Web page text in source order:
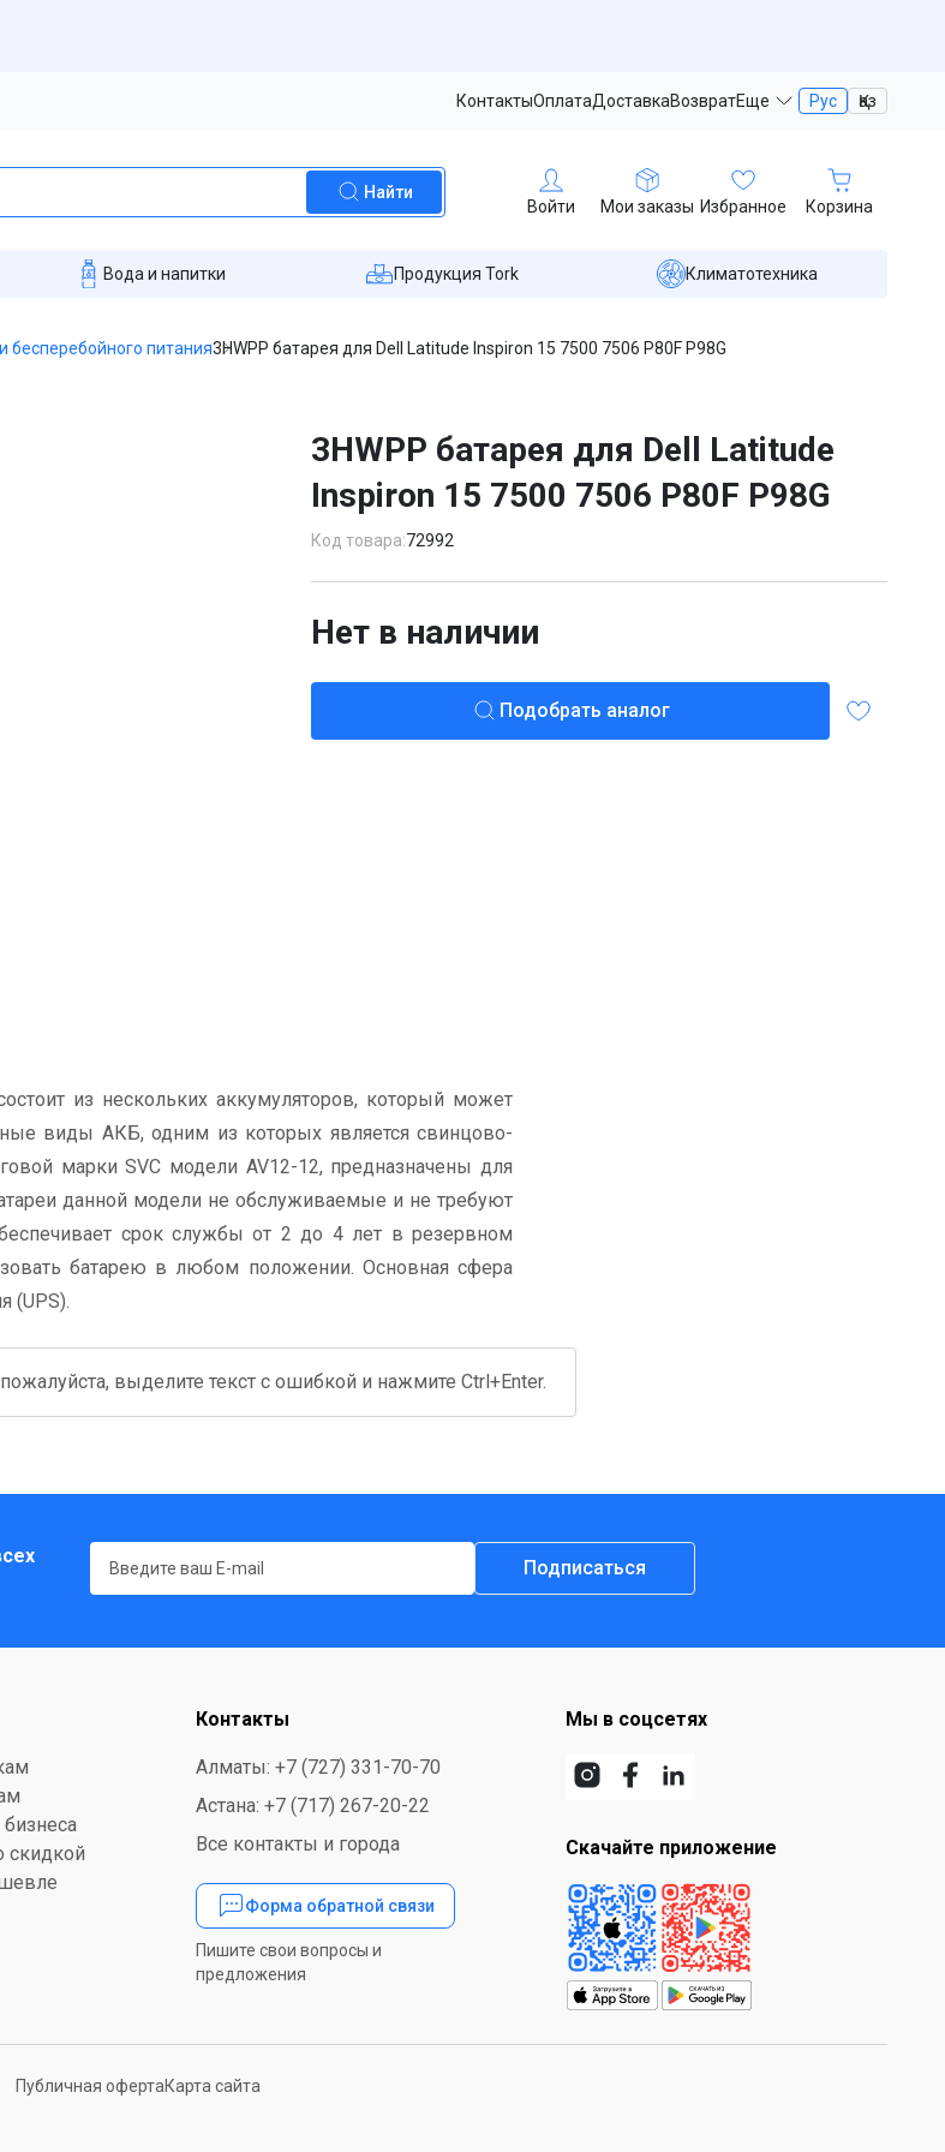
КонтактыОплатаДоставкаВозвратЕще Рус Қаз
Найти
Войти Мои заказы Избранное Корзина
Вода и напитки Продукция Tork Климатотехника
бесперебойного питания3HWPP батарея для Dell Latitude Inspiron 15 7500 7506 P80F P98G
3HWPP батарея для Dell Latitude
Inspiron 15 7500 7506 P80F P98G
Код товара:72992
Нет в наличии
Подобрать аналог
из нескольких аккумуляторов, который может
виды АКБ, одним из которых является свинцово-
марки SVC модели AV12-12, предназначены для
данной модели не обслуживаемые и не требуют
срок службы от 2 до 4 лет в резервном
батарею в любом положении. Основная сфера
(UPS).
выделите текст с ошибкой и нажмите Ctrl+Enter.
Подписаться
скидкой
Контакты
Алматы: +7 (727) 331-70-70
Астана: +7 (717) 267-20-22
Все контакты и города
Форма обратной связи
Пишите свои вопросы и
предложения
Мы в соцсетях
Скачайте приложение
Публичная офертаКарта сайта